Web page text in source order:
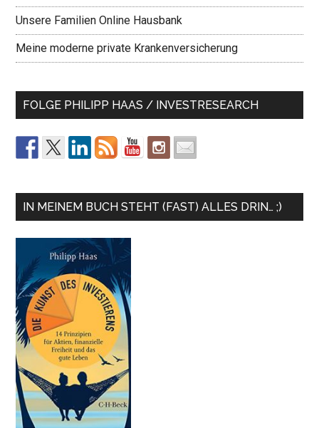
Unsere Familien Online Hausbank
Meine moderne private Krankenversicherung
FOLGE PHILIPP HAAS / INVESTRESEARCH
IN MEINEM BUCH STEHT (FAST) ALLES DRIN… ;)